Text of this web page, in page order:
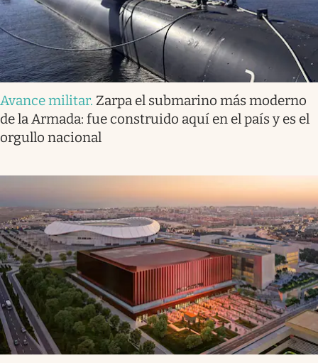
Avance militar. Zarpa el submarino más moderno
de la Armada: fue construido aquí en el país y es el
orgullo nacional